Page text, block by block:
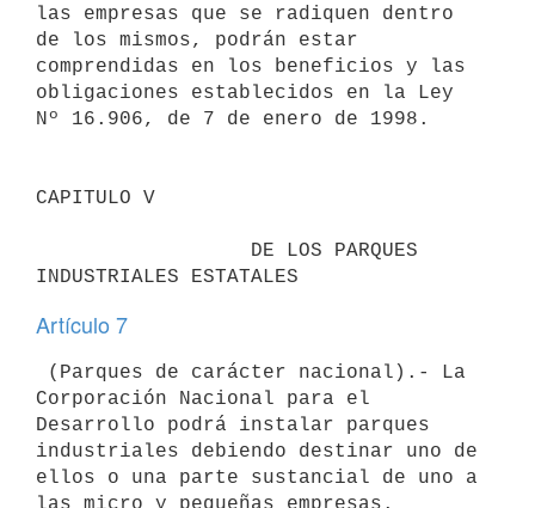
las empresas que se radiquen dentro
de los mismos, podrán estar
comprendidas en los beneficios y las
obligaciones establecidos en la Ley
Nº 16.906, de 7 de enero de 1998.
CAPITULO V
Artículo 7
Corporación Nacional para el
Desarrollo podrá instalar parques
industriales debiendo destinar uno de
ellos o una parte sustancial de uno a